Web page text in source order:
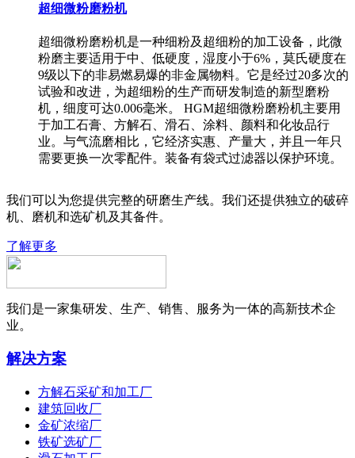
超细微粉磨粉机
超细微粉磨粉机是一种细粉及超细粉的加工设备，此微
粉磨主要适用于中、低硬度，湿度小于6%，莫氏硬度在
9级以下的非易燃易爆的非金属物料。它是经过20多次的
试验和改进，为超细粉的生产而研发制造的新型磨粉
机，细度可达0.006毫米。 HGM超细微粉磨粉机主要用
于加工石膏、方解石、滑石、涂料、颜料和化妆品行
业。与气流磨相比，它经济实惠、产量大，并且一年只
需要更换一次零配件。装备有袋式过滤器以保护环境。
我们可以为您提供完整的研磨生产线。我们还提供独立的破碎
机、磨机和选矿机及其备件。
了解更多
我们是一家集研发、生产、销售、服务为一体的高新技术企
业。
解决方案
方解石采矿和加工厂
建筑回收厂
金矿浓缩厂
铁矿选矿厂